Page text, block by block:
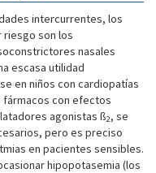
intercurrentes, los
riesgo son los
nasales
escasa utilidad
en niños con cardiopatías
con efectos
agonistas ß2, se
pero es preciso
en pacientes sensibles.
hipopotasemia (los